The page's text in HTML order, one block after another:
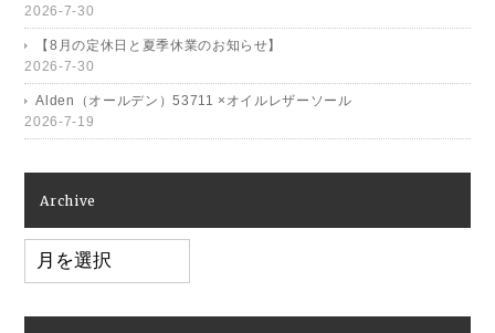
2026-7-30
【8月の定休日と夏季休業のお知らせ】
2026-7-30
Alden（オールデン）53711 ×オイルレザーソール
2026-7-19
Archive
Archive